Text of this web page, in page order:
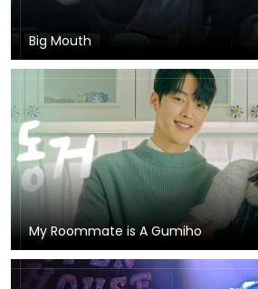
Big Mouth
My Roommate is A Gumiho